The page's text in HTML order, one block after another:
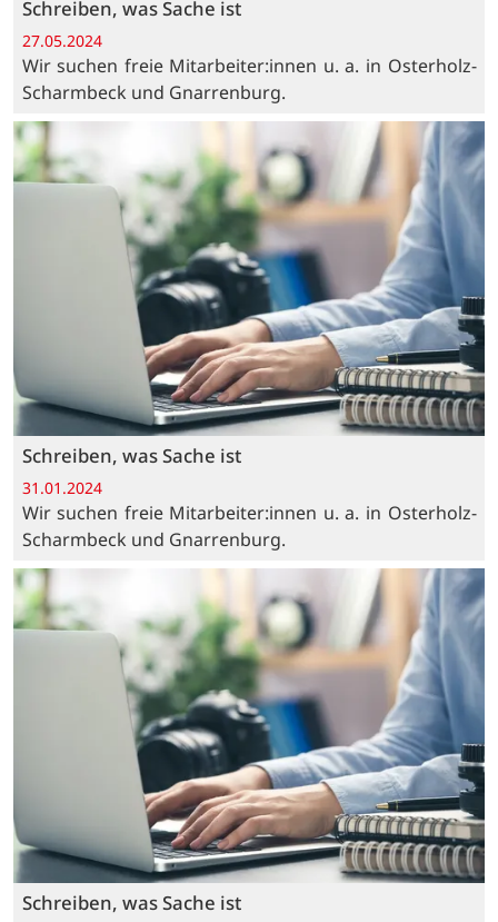
Schreiben, was Sache ist
27.05.2024
Wir suchen freie Mitarbeiter:innen u. a. in Osterholz-
Scharmbeck und Gnarrenburg.
Schreiben, was Sache ist
31.01.2024
Wir suchen freie Mitarbeiter:innen u. a. in Osterholz-
Scharmbeck und Gnarrenburg.
Schreiben, was Sache ist